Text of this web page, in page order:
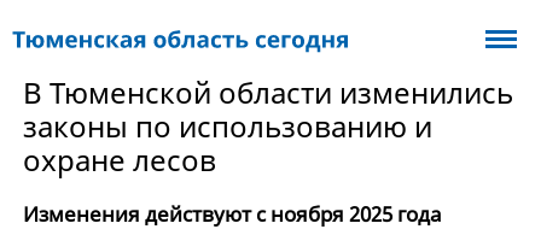
В Тюменской области изменились
законы по использованию и
охране лесов
Изменения действуют с ноября 2025 года